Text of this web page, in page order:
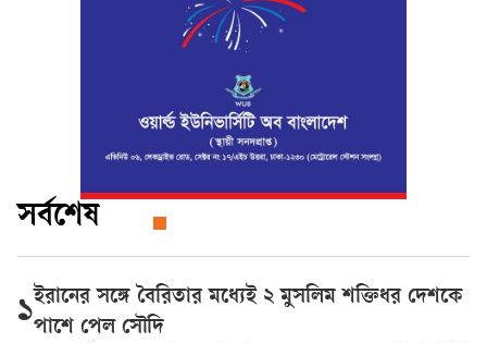
সর্বশেষ
১ইরানের সঙ্গে বৈরিতার মধ্যেই ২ মুসলিম শক্তিধর দেশকে
পাশে পেল সৌদি